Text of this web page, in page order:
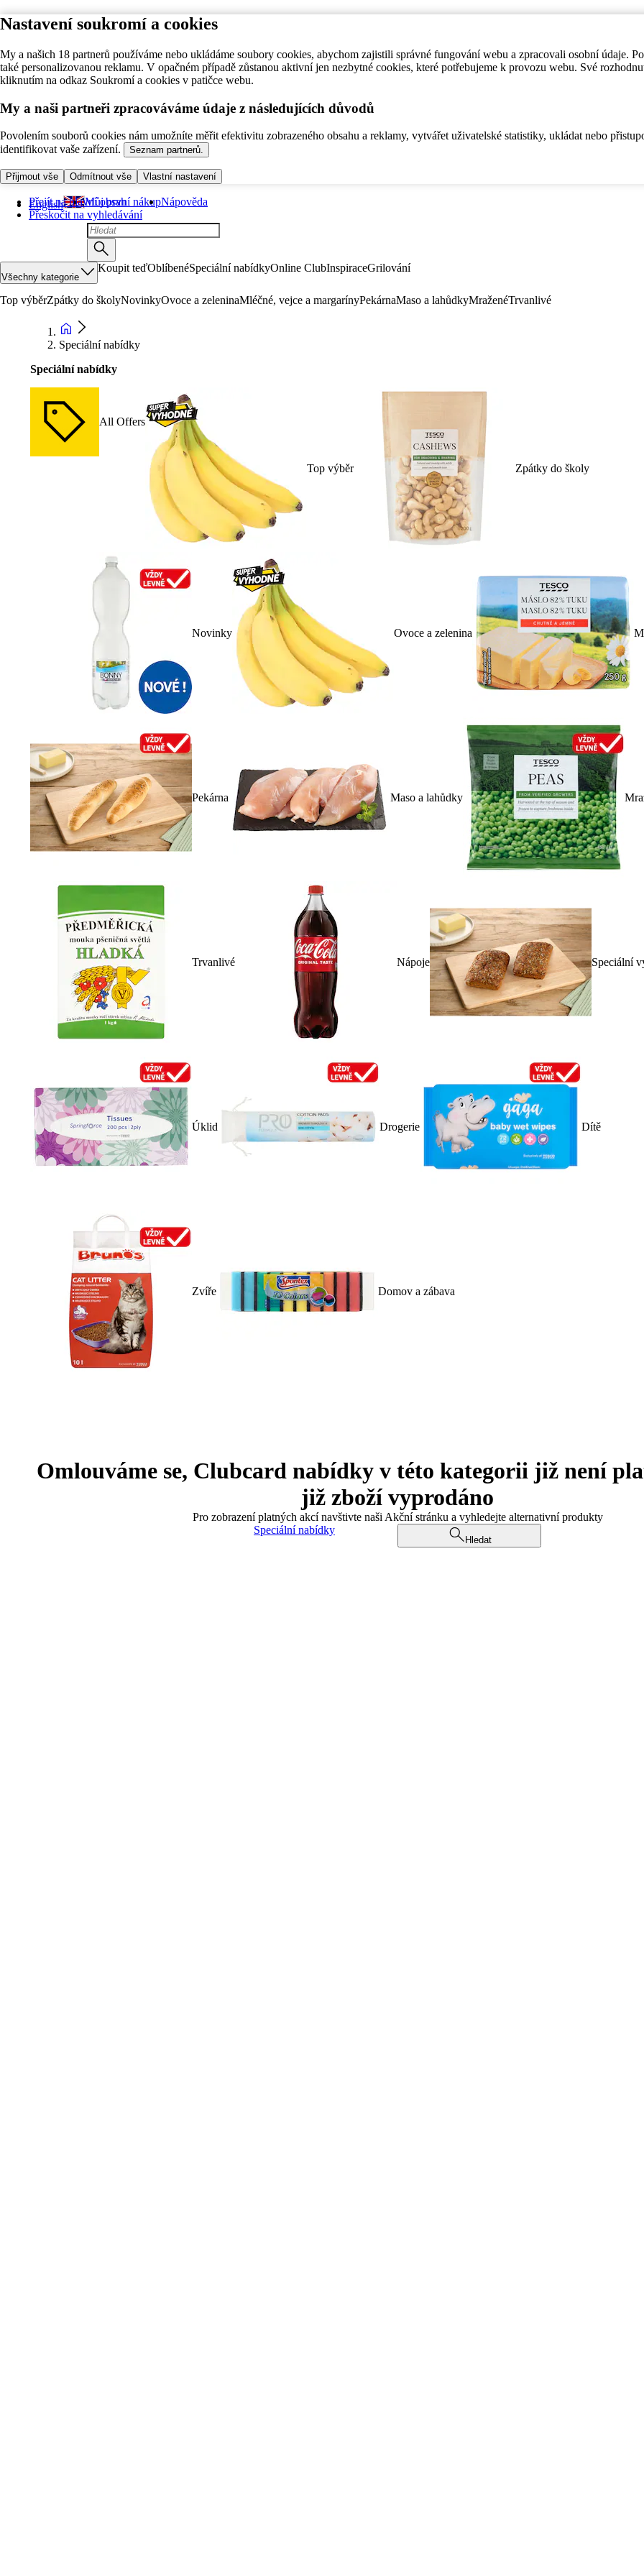
Nastavení soukromí a cookies
My a našich 18 partnerů používáme nebo ukládáme soubory cookies, abychom zajistili správné fungování webu a zpracovali osobní údaje.
také personalizovanou reklamu. V opačném případě zůstanou aktivní jen nezbytné cookies, které potřebujeme k provozu webu. Své
kliknutím na odkaz Soukromí a cookies v patičce webu.
My a naši partneři zpracováváme údaje z následujících důvodů
Povolením souborů cookies nám umožníte měřit efektivitu zobrazeného obsahu a reklamy, vytvářet uživatelské statistiky, ukládat nebo
identifikovat vaše zařízení.
Seznam partnerů.
Přijmout vše Odmítnout vše Vlastní nastavení
Přejít na hlavní obsah
Přeskočit na vyhledávání
English Můj první nákupNápověda
Všechny kategorie
Koupit teďOblíbenéSpeciální nabídkyOnline ClubInspiraceGrilování
Top výběrZpátky do školyNovinkyOvoce a zeleninaMléčné, vejce a margarínyPekárnaMaso a lahůdkyMraženéTrvanlivé
Speciální nabídky
Speciální nabídky
All Offers
Top výběr Zpátky do školy
Novinky Ovoce a zelenina
Pekárna Maso a lahůdky
Trvanlivé Nápoje Speciální
Úklid Drogerie Dítě
Zvíře Domov a zábava
Omlouváme se, Clubcard nabídky v této kategorii již není
již zboží vyprodáno
Pro zobrazení platných akcí navštivte naši Akční stránku a vyhledejte alternativní produkty
Speciální nabídky
Hledat